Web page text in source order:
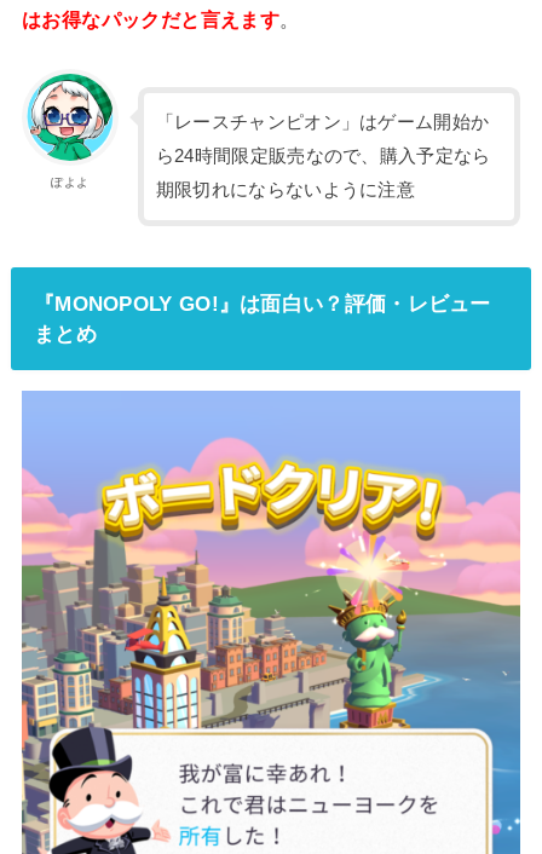
はお得なパックだと言えます。
ぽよよ
「レースチャンピオン」はゲーム開始か
ら24時間限定販売なので、購入予定なら
期限切れにならないように注意
『MONOPOLY GO!』は面白い？評価・レビュー
まとめ